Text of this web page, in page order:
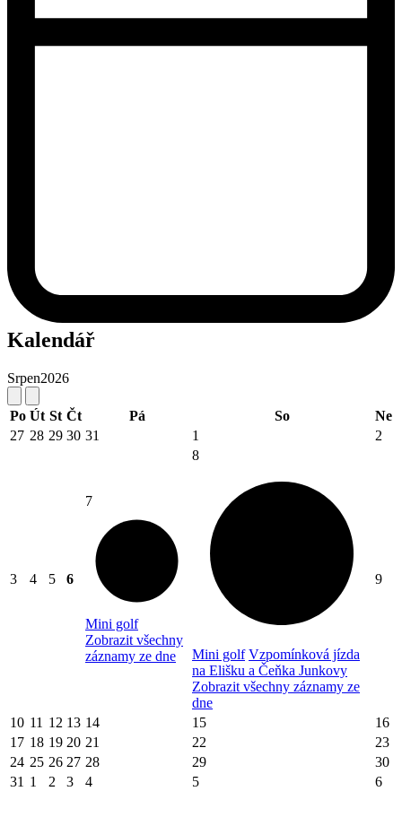
Kalendář
Srpen2026
Po Út St Čt Pá So
Ne
27 28 29 30 31 1 2
3 4 5 6
7
Mini golf
Zobrazit všechny
záznamy ze dne
8
Mini golf Vzpomínková jízda
na Elišku a Čeňka Junkovy
Zobrazit všechny záznamy ze
dne
9
10 11 12 13 14 15
16
17 18 19 20 21 22
23
24 25 26 27 28 29
30
31 1 2 3 4 5 6